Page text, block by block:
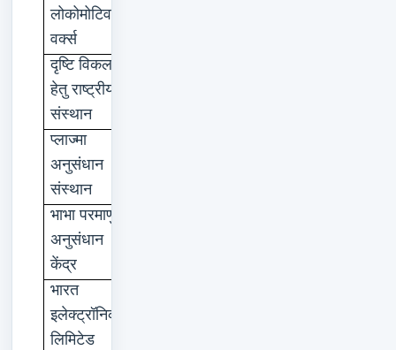
लोकोमोटिव
वर्क्स
दृष्टि विकलांग
हेतु राष्ट्रीय
संस्थान
प्लाज्मा
अनुसंधान
संस्थान
भाभा परमाणु
अनुसंधान
केंद्र
भारत
इलेक्ट्रॉनिक
लिमिटेड